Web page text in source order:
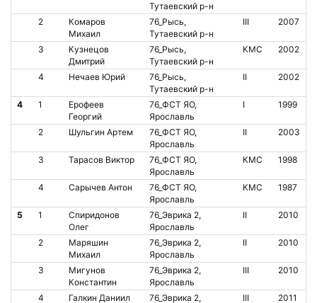
Тутаевский р-н
2
Комаров
Михаил
76_Рысь,
Тутаевский р-н
III 2007
3
Кузнецов
Дмитрий
76_Рысь,
Тутаевский р-н
КМС 2002
4 Нечаев Юрий
76_Рысь,
Тутаевский р-н
II 2002
4 1
Ерофеев
Георгий
76_ФСТ ЯО,
Ярославль
I 1999
2 Шульгин Артем
76_ФСТ ЯО,
Ярославль
II 2003
3 Тарасов Виктор
76_ФСТ ЯО,
Ярославль
КМС 1998
4 Сарычев Антон
76_ФСТ ЯО,
Ярославль
КМС 1987
5 1
Спиридонов
Олег
76_Эврика 2,
Ярославль
II 2010
2
Маряшин
Михаил
76_Эврика 2,
Ярославль
II 2010
3
Мигунов
Константин
76_Эврика 2,
Ярославль
III 2010
4 Галкин Даниил
76_Эврика 2,
III 2011